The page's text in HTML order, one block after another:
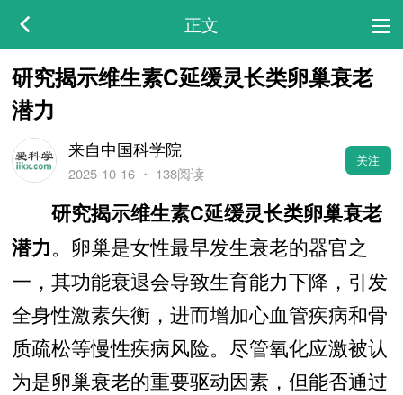
正文
研究揭示维生素C延缓灵长类卵巢衰老
潜力
来自中国科学院
2025-10-16・ 138阅读
关注
研究揭示维生素C延缓灵长类卵巢衰老
潜力。卵巢是女性最早发生衰老的器官之
一，其功能衰退会导致生育能力下降，引发
全身性激素失衡，进而增加心血管疾病和骨
质疏松等慢性疾病风险。尽管氧化应激被认
为是卵巢衰老的重要驱动因素，但能否通过